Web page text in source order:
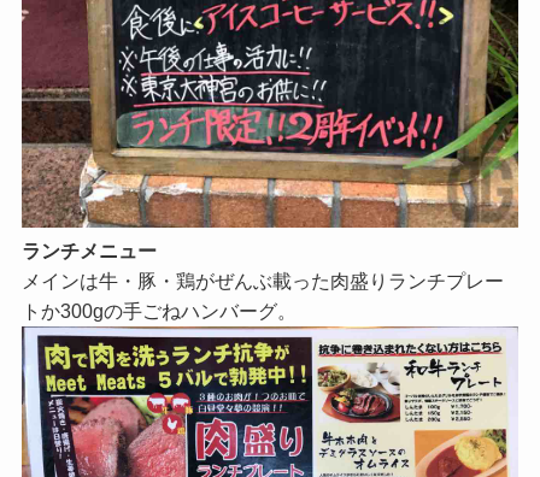
ランチメニュー
メインは牛・豚・鶏がぜんぶ載った肉盛りランチプレー
トか300gの手ごねハンバーグ。